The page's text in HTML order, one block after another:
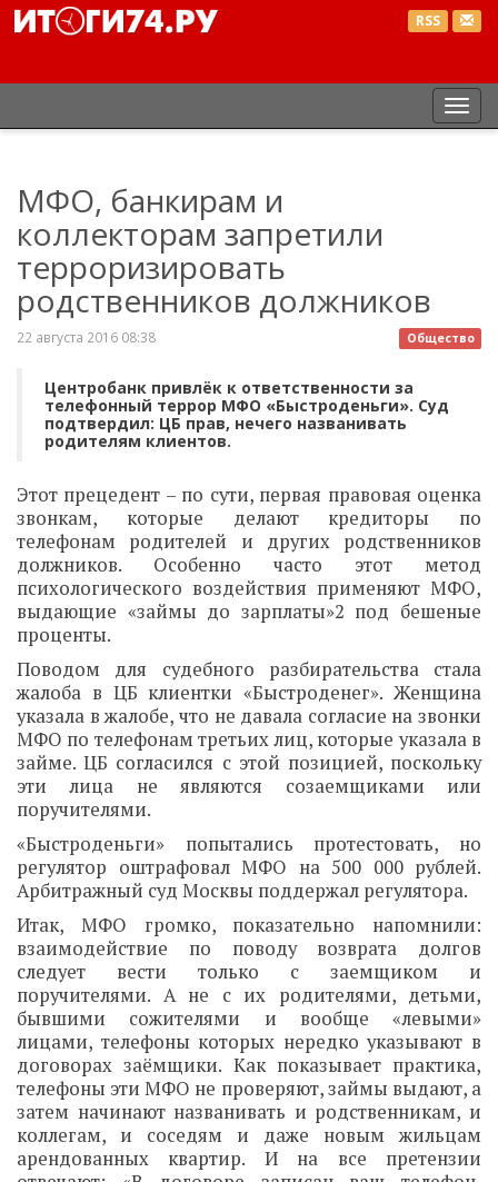
RSS
МФО, банкирам и
коллекторам запретили
терроризировать
родственников должников
Общество
22 августа 2016 08:38
Центробанк привлёк к ответственности за
телефонный террор МФО «Быстроденьги». Суд
подтвердил: ЦБ прав, нечего названивать
родителям клиентов.
Этот прецедент – по сути, первая правовая оценка
звонкам, которые делают кредиторы по
телефонам родителей и других родственников
должников. Особенно часто этот метод
психологического воздействия применяют МФО,
выдающие «займы до зарплаты»2 под бешеные
проценты.
Поводом для судебного разбирательства стала
жалоба в ЦБ клиентки «Быстроденег». Женщина
указала в жалобе, что не давала согласие на звонки
МФО по телефонам третьих лиц, которые указала в
займе. ЦБ согласился с этой позицией, поскольку
эти лица не являются созаемщиками или
поручителями.
«Быстроденьги» попытались протестовать, но
регулятор оштрафовал МФО на 500 000 рублей.
Арбитражный суд Москвы поддержал регулятора.
Итак, МФО громко, показательно напомнили:
взаимодействие по поводу возврата долгов
следует вести только с заемщиком и
поручителями. А не с их родителями, детьми,
бывшими сожителями и вообще «левыми»
лицами, телефоны которых нередко указывают в
договорах заёмщики. Как показывает практика,
телефоны эти МФО не проверяют, займы выдают, а
затем начинают названивать и родственникам, и
коллегам, и соседям и даже новым жильцам
арендованных квартир. И на все претензии